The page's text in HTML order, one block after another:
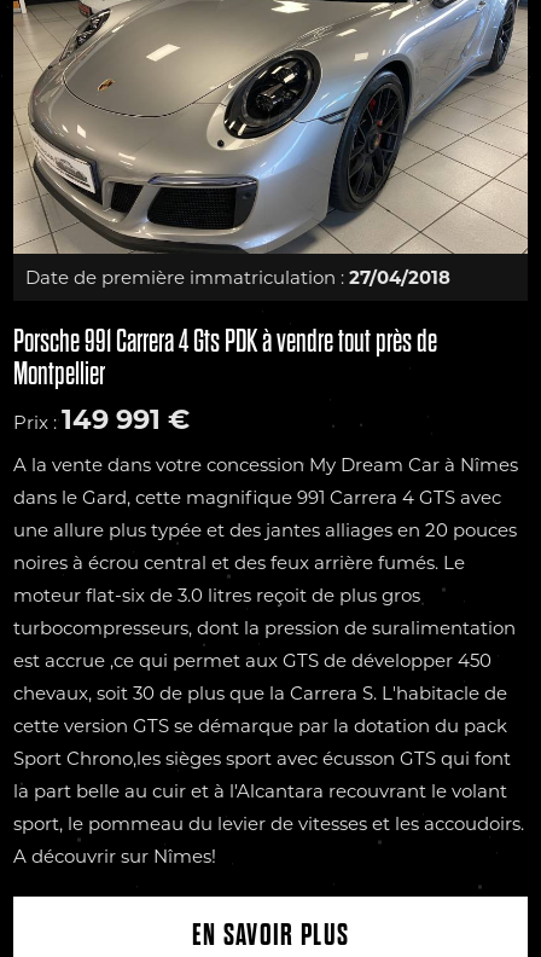
Date de première immatriculation : 27/04/2018
Porsche 991 Carrera 4 Gts PDK à vendre tout près de
Montpellier
Prix :149 991 €
A la vente dans votre concession My Dream Car à Nîmes
dans le Gard, cette magnifique 991 Carrera 4 GTS avec
une allure plus typée et des jantes alliages en 20 pouces
noires à écrou central et des feux arrière fumés. Le
moteur flat-six de 3.0 litres reçoit de plus gros
turbocompresseurs, dont la pression de suralimentation
est accrue ,ce qui permet aux GTS de développer 450
chevaux, soit 30 de plus que la Carrera S. L'habitacle de
cette version GTS se démarque par la dotation du pack
Sport Chrono,les sièges sport avec écusson GTS qui font
la part belle au cuir et à l'Alcantara recouvrant le volant
sport, le pommeau du levier de vitesses et les accoudoirs.
A découvrir sur Nîmes!
EN SAVOIR PLUS